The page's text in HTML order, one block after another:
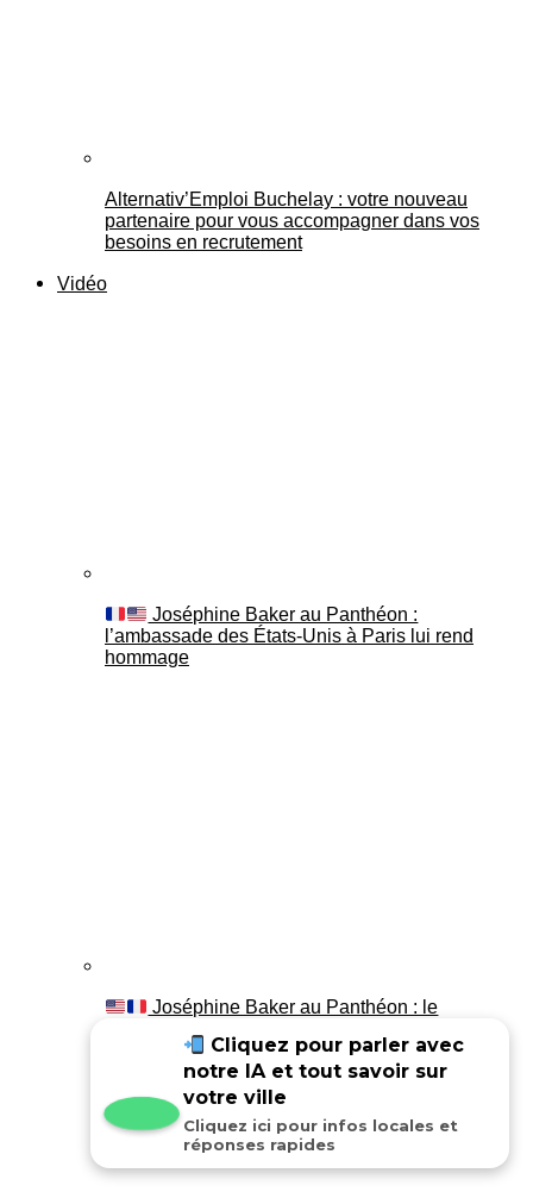
Alternativ’Emploi Buchelay : votre nouveau
partenaire pour vous accompagner dans vos
besoins en recrutement
Vidéo
Joséphine Baker au Panthéon :
l’ambassade des États-Unis à Paris lui rend
hommage
Joséphine Baker au Panthéon : le
Cliquez pour parler avec
notre IA et tout savoir sur
votre ville
Cliquez ici pour infos locales et
réponses rapides